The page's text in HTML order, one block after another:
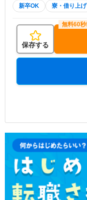
新卒OK 寮・借り上げ
保存する